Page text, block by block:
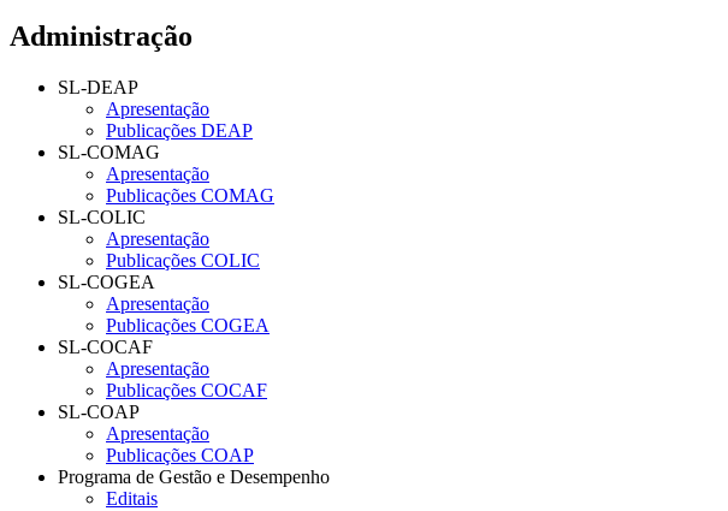
Administração
SL-DEAP
Apresentação
Publicações DEAP
SL-COMAG
Apresentação
Publicações COMAG
SL-COLIC
Apresentação
Publicações COLIC
SL-COGEA
Apresentação
Publicações COGEA
SL-COCAF
Apresentação
Publicações COCAF
SL-COAP
Apresentação
Publicações COAP
Programa de Gestão e Desempenho
Editais